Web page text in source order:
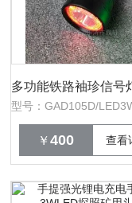
￥400 查看